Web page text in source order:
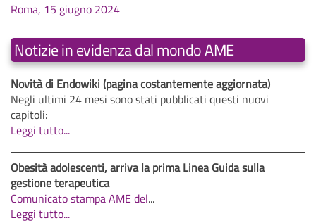
Roma, 15 giugno 2024
Notizie in evidenza dal mondo AME
Novità di Endowiki (pagina costantemente aggiornata)
Negli ultimi 24 mesi sono stati pubblicati questi nuovi
capitoli:
Leggi tutto...
Obesità adolescenti, arriva la prima Linea Guida sulla
gestione terapeutica
Comunicato stampa AME del...
Leggi tutto...